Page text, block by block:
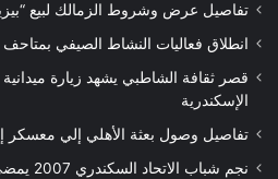
تفاصيل عرض وشروط الزمالك لبيع
انطلاق فعاليات النشاط الصيفي بمتاحف
قصر ثقافة الشاطبي يشهد زيارة
الإسكندرية
تفاصيل وصول بعثة الأهلي إلي معسكر
نجم شباب الاتحاد السكندري 2007 يمضي علي أولي خطوات الإحتراف